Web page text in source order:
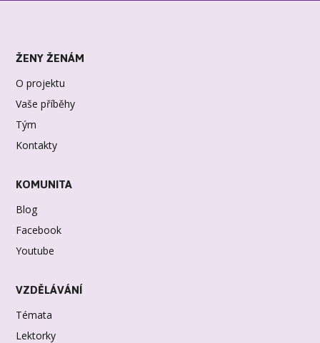
ŽENY ŽENÁM
O projektu
Vaše příběhy
Tým
Kontakty
KOMUNITA
Blog
Facebook
Youtube
VZDĚLÁVÁNÍ
Témata
Lektorky